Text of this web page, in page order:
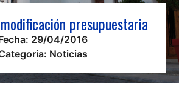
presupuestaria
29/04/2016
Noticias